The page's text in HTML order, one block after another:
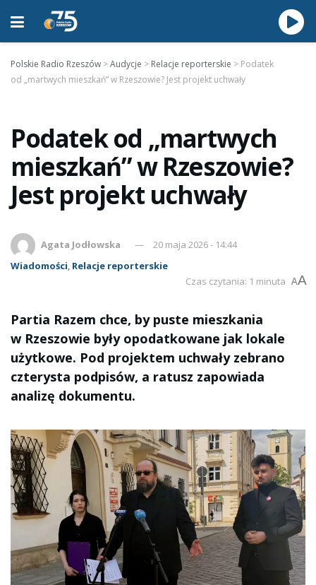
Polskie Radio Rzeszów >Audycje > Relacje reporterskie > Podatek
od „martwych mieszkań” w Rzeszowie? Jest projekt uchwały
Podatek od „martwych
mieszkań” w Rzeszowie?
Jest projekt uchwały
Agata Jodłowska
20 maja 2026 - 14:44
Wiadomości, Relacje reporterskie
Czas czytania: 1 minuta AA
Partia Razem chce, by puste mieszkania
w Rzeszowie były opodatkowane jak lokale
użytkowe. Pod projektem uchwały zebrano
czterysta podpisów, a ratusz zapowiada
analizę dokumentu.